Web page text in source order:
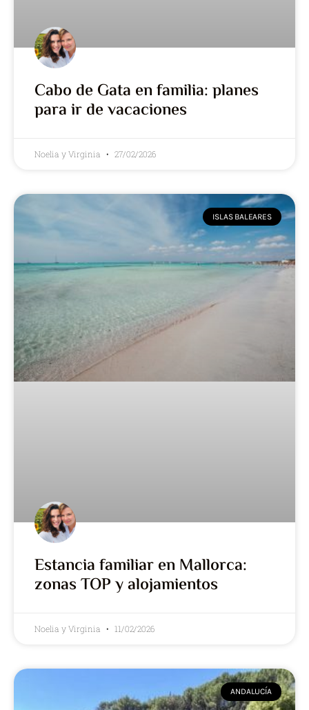
Cabo de Gata en familia: planes
para ir de vacaciones
Noelia y Virginia 27/02/2026
ISLAS BALEARES
Estancia familiar en Mallorca:
zonas TOP y alojamientos
Noelia y Virginia 11/02/2026
ANDALUCÍA